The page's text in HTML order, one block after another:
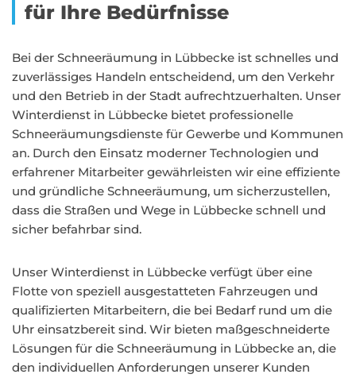
für Ihre Bedürfnisse
Bei der Schneeräumung in Lübbecke ist schnelles und
zuverlässiges Handeln entscheidend, um den Verkehr
und den Betrieb in der Stadt aufrechtzuerhalten. Unser
Winterdienst in Lübbecke bietet professionelle
Schneeräumungsdienste für Gewerbe und Kommunen
an. Durch den Einsatz moderner Technologien und
erfahrener Mitarbeiter gewährleisten wir eine effiziente
und gründliche Schneeräumung, um sicherzustellen,
dass die Straßen und Wege in Lübbecke schnell und
sicher befahrbar sind.
Unser Winterdienst in Lübbecke verfügt über eine
Flotte von speziell ausgestatteten Fahrzeugen und
qualifizierten Mitarbeitern, die bei Bedarf rund um die
Uhr einsatzbereit sind. Wir bieten maßgeschneiderte
Lösungen für die Schneeräumung in Lübbecke an, die
den individuellen Anforderungen unserer Kunden